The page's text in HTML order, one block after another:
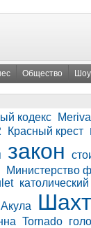
Общество
кодекс Meriva
Красный крест
закон
Министерство
католический
Акула
Tornado